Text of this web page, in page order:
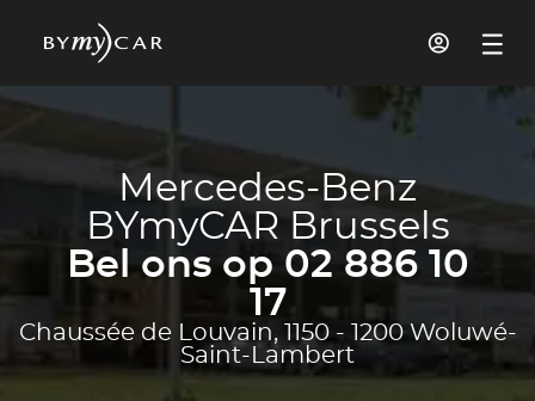
Mercedes-Benz
BYmyCAR Brussels
Bel ons op 02 886 10
17
Chaussée de Louvain, 1150 - 1200 Woluwé-
Saint-Lambert